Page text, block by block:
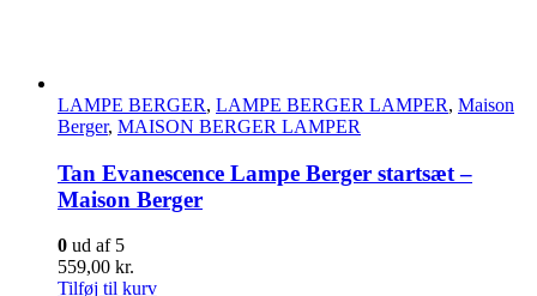
LAMPE BERGER, LAMPE BERGER LAMPER, Maison
Berger, MAISON BERGER LAMPER
Tan Evanescence Lampe Berger startsæt –
Maison Berger
0 ud af 5
559,00 kr.
Tilføj til kurv